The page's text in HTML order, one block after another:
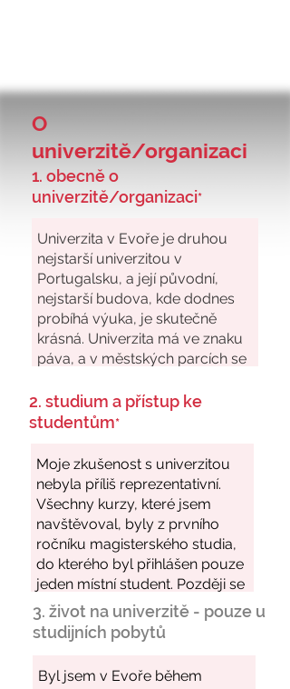
O
univerzitě/organizaci
1. obecně o
univerzitě/organizaci*
2. studium a přístup ke
studentům*
3. život na univerzitě - pouze u
studijních pobytů